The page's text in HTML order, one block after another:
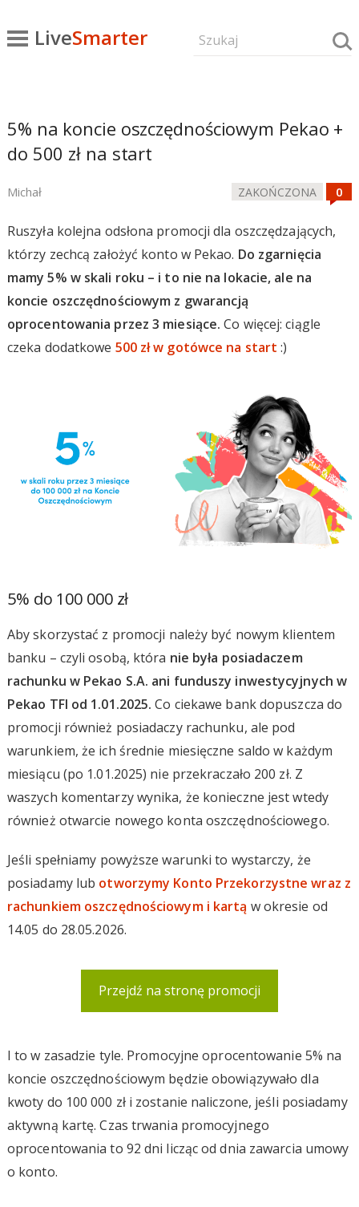
LiveSmarter
5% na koncie oszczędnościowym Pekao +
do 500 zł na start
Michał ZAKOŃCZONA
Ruszyła kolejna odsłona promocji dla oszczędzających,
którzy zechcą założyć konto w Pekao. Do zgarnięcia
mamy 5% w skali roku – i to nie na lokacie, ale na
koncie oszczędnościowym z gwarancją
oprocentowania przez 3 miesiące. Co więcej: ciągle
czeka dodatkowe 500 zł w gotówce na start :)
5% do 100 000 zł
Aby skorzystać z promocji należy być nowym klientem
banku – czyli osobą, która nie była posiadaczem
rachunku w Pekao S.A. ani funduszy inwestycyjnych w
Pekao TFI od 1.01.2025. Co ciekawe bank dopuszcza do
promocji również posiadaczy rachunku, ale pod
warunkiem, że ich średnie miesięczne saldo w każdym
miesiącu (po 1.01.2025) nie przekraczało 200 zł. Z
waszych komentarzy wynika, że konieczne jest wtedy
również otwarcie nowego konta oszczędnościowego.
Jeśli spełniamy powyższe warunki to wystarczy, że
posiadamy lub otworzymy Konto Przekorzystne wraz z
rachunkiem oszczędnościowym i kartą w okresie od
14.05 do 28.05.2026.
Przejdź na stronę promocji
I to w zasadzie tyle. Promocyjne oprocentowanie 5% na
koncie oszczędnościowym będzie obowiązywało dla
kwoty do 100 000 zł i zostanie naliczone, jeśli posiadamy
aktywną kartę. Czas trwania promocyjnego
oprocentowania to 92 dni licząc od dnia zawarcia umowy
o konto.